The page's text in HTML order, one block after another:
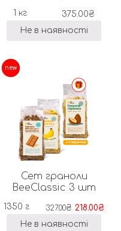
1 кг 375.00₴
Не в наявності
-33%
Сет граноли
BeeClassic 3 шт
new
1350 г 327.00₴ 218.00₴
Не в наявності